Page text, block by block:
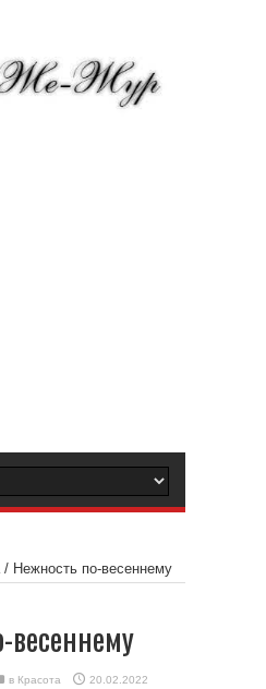
/ Нежность по-весеннему
весеннему
в Красота
20.02.2022